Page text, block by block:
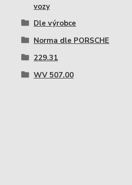
vozy
Dle výrobce
Norma dle PORSCHE
229.31
WV 507.00